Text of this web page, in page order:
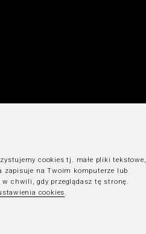
cookies tj. małe pliki tekstowe,
zapisuje na Twoim komputerze lub
chwili, gdy przeglądasz tę stronę.
cookies.